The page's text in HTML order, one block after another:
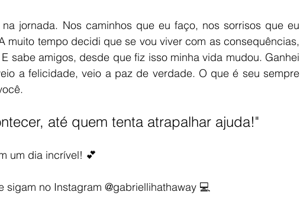
jornada. Nos caminhos que eu faço, nos sorrisos que eu
muito tempo decidi que se vou viver com as consequências,
sabe amigos, desde que fiz isso minha vida mudou. Ganhei
a felicidade, veio a paz de verdade. O que é seu sempre
até quem tenta atrapalhar ajuda!"
um dia incrível! 💕
sigam no Instagram @gabriellihathaway 💻